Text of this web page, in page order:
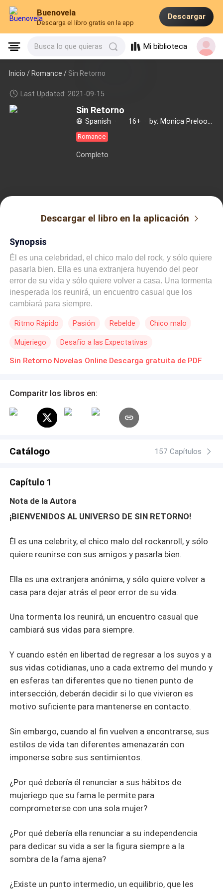
Buenovela
Descarga el libro gratis en la app
Descargar
Busca lo que quieras Mi biblioteca
Inicio /Romance / Sin Retorno
Last Updated: 2021-09-15
Sin Retorno
Spanish · 16+ ·
Romance
Completo
Descargar el libro en la aplicación
Synopsis
Él es una celebridad, el chico malo del rock, y sólo quiere
pasarla bien. Ella es una extranjera huyendo del peor
error de su vida y sólo quiere volver a casa. Una tormenta
inesperada los reunirá, un encuentro casual que los
cambiará para siempre.
Ritmo Rápido Pasión Rebelde Chico malo
Mujeriego Desafío a las Expectativas
Sin Retorno Novelas Online Descarga gratuita de PDF
Comparitr los libros en:
Catálogo 157 Capítulos
Capítulo 1
Nota de la Autora
¡BIENVENIDOS AL UNIVERSO DE SIN RETORNO!
Él es una celebrity, el chico malo del rockanroll, y sólo
quiere reunirse con sus amigos y pasarla bien.
Ella es una extranjera anónima, y sólo quiere volver a
casa para dejar atrás el peor error de su vida.
Una tormenta los reunirá, un encuentro casual que
cambiará sus vidas para siempre.
Y cuando estén en libertad de regresar a los suyos y a
sus vidas cotidianas, uno a cada extremo del mundo y
en esferas tan diferentes que no tienen punto de
intersección, deberán decidir si lo que vivieron es
motivo suficiente para mantenerse en contacto.
Sin embargo, cuando al fin vuelven a encontrarse, sus
estilos de vida tan diferentes amenazarán con
imponerse sobre sus sentimientos.
¿Por qué debería él renunciar a sus hábitos de
mujeriego que su fama le permite para
comprometerse con una sola mujer?
¿Por qué debería ella renunciar a su independencia
para dedicar su vida a ser la figura siempre a la
sombra de la fama ajena?
¿Existe un punto intermedio, un equilibrio, que les